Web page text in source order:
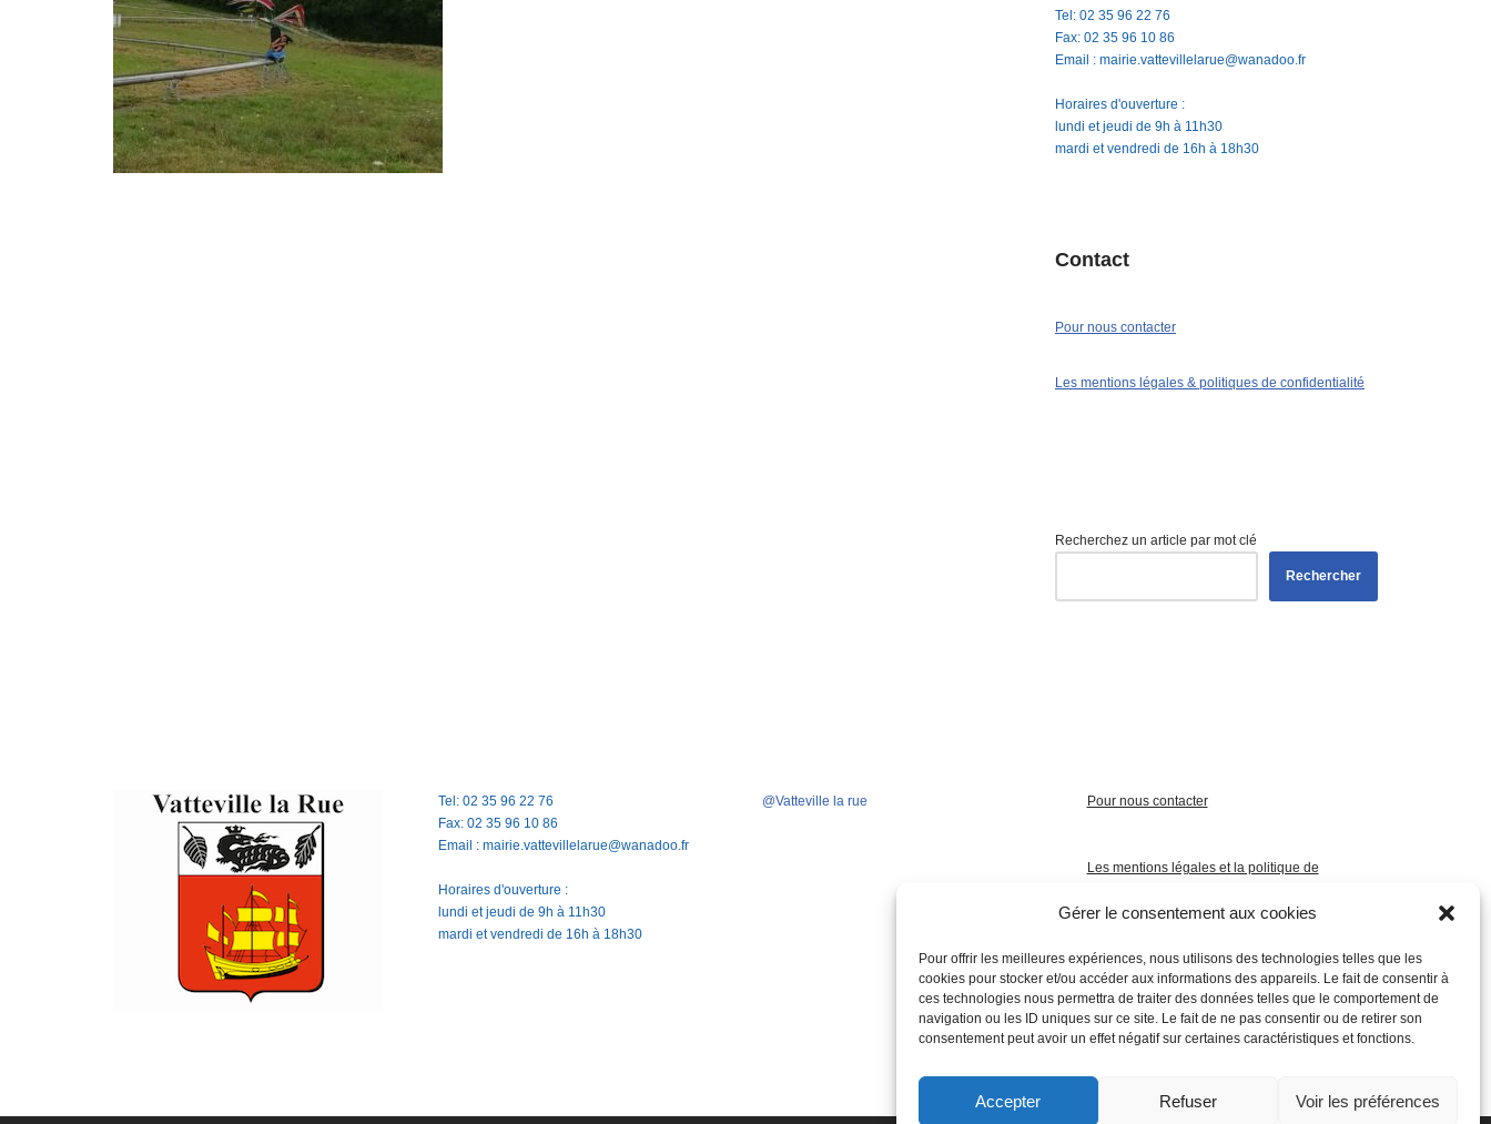
Gérer le consentement aux cookies
Pour offrir les meilleures expériences, nous utilisons des technologies telles que les
cookies pour stocker et/ou accéder aux informations des appareils. Le fait de consentir à
ces technologies nous permettra de traiter des données telles que le comportement de
navigation ou les ID uniques sur ce site. Le fait de ne pas consentir ou de retirer son
consentement peut avoir un effet négatif sur certaines caractéristiques et fonctions.
Accepter Refuser Voir les préférences
Tel: 02 35 96 22 76
Fax: 02 35 96 10 86
Email : mairie.vattevillelarue@wanadoo.fr
Horaires d'ouverture :
lundi et jeudi de 9h à 11h30
mardi et vendredi de 16h à 18h30
Contact
Pour nous contacter
Les mentions légales & politiques de confidentialité
Recherchez un article par mot clé
Rechercher
Tel: 02 35 96 22 76
Fax: 02 35 96 10 86
Email : mairie.vattevillelarue@wanadoo.fr
Horaires d'ouverture :
lundi et jeudi de 9h à 11h30
mardi et vendredi de 16h à 18h30
@Vatteville la rue Pour nous contacter
Les mentions légales et la politique de